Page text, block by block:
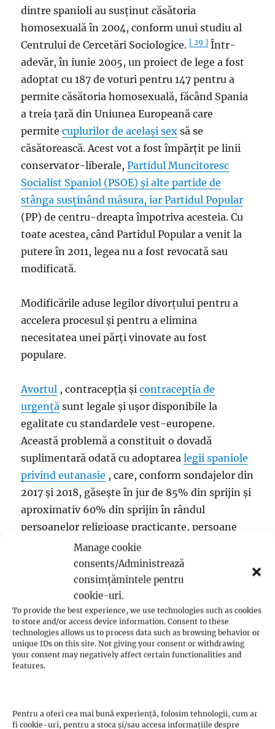
Manage cookie
consents/Administrează
consimțămintele pentru
cookie-uri.
To provide the best experience, we use technologies such as cookies
to store and/or access device information. Consent to these
technologies allows us to process data such as browsing behavior or
unique IDs on this site. Not giving your consent or withdrawing
your consent may negatively affect certain functionalities and
features.
Pentru a oferi cea mai bună experiență, folosim tehnologii, cum ar
fi cookie-uri, pentru a stoca și/sau accesa informațiile despre
dintre spanioli au susținut căsătoria
homosexuală în 2004, conform unui studiu al
Centrului de Cercetări Sociologice.[ 29 ] Într-
adevăr, în iunie 2005, un proiect de lege a fost
adoptat cu 187 de voturi pentru 147 pentru a
permite căsătoria homosexuală, făcând Spania
a treia țară din Uniunea Europeană care
permitecuplurilor de același sex să se
căsătorească. Acest vot a fost împărțit pe linii
conservator-liberale,Partidul Muncitoresc
Socialist Spaniol (PSOE) și alte partide de
stânga susținând măsura, iarPartidul Popular
(PP) de centru-dreapta împotriva acesteia. Cu
toate acestea, când Partidul Popular a venit la
putere în 2011, legea nu a fost revocată sau
modificată.
Modificările aduse legilor divorțului pentru a
accelera procesul și pentru a elimina
necesitatea unei părți vinovate au fost
populare.
Avortul , contracepția șicontracepția de
urgență sunt legale și ușor disponibile la
egalitate cu standardele vest-europene.
Această problemă a constituit o dovadă
suplimentară odată cu adoptarealegii spaniole
privind eutanasie , care, conform sondajelor din
2017 și 2018, găsește în jur de 85% din sprijin și
aproximativ 60% din sprijin în rândul
persoanelor religioase practicante, persoane
peste 65 de ani. sau alegătorii conservatori.
creştinism
catolicism
Biserica Catolică din Spania